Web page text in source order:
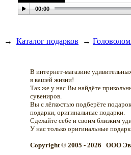
00:00
→ Каталог подарков →
В интернет-магазине
в вашей жизни!
Так же у нас Вы найдёте
сувениров.
Вы с лёгкостью подберёте
подарки, оригинальные подарки.
Сделайте себе и своим близким
У нас только оригинальные
Copyright © 2005 - 2026 OOO